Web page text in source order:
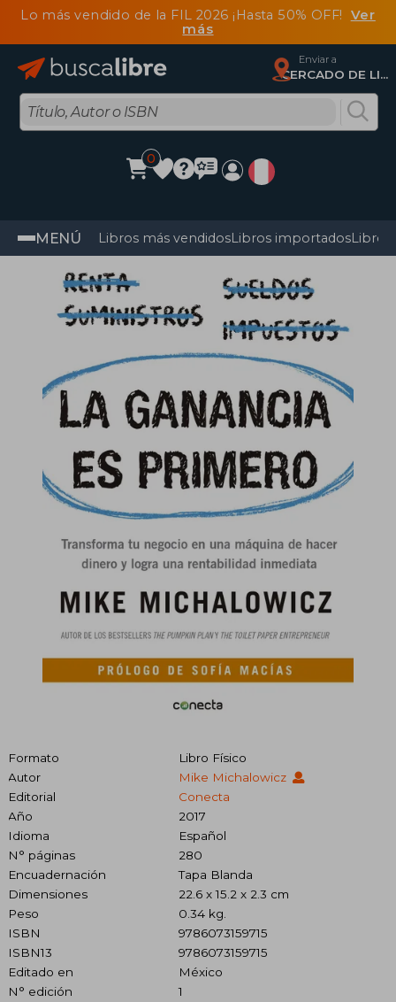
Lo más vendido de la FIL 2026 ¡Hasta 50% OFF! Ver
más
Enviar a
CERCADO DE LIMA, Lima
0
MENÚ Libros más vendidosLibros importadosLibros
Formato
Libro Físico
Autor
Mike Michalowicz
Editorial
Conecta
Año
2017
Idioma
Español
N° páginas
280
Encuadernación
Tapa Blanda
Dimensiones
22.6 x 15.2 x 2.3 cm
Peso
0.34 kg.
ISBN
9786073159715
ISBN13
9786073159715
Editado en
México
N° edición
1